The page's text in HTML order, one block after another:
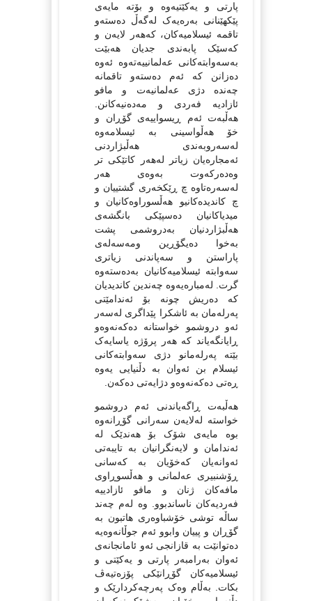
پارتی و یەکێتیەوە و بۆتە مایەی
پێکهێنانی بەرەیەک لەگەڵ دەستەو
تاقمە ئیسلامیەکان، کەهەر لایەن و
کەسێک پابەندی جدیان هەبێت
بەسەوابتەکانی عەلمانییەتەوە ئەوە
دەزانن کە ئەم دەستەو تاقمانە
چەندە دژی عەلمانیەت و مافو
ئازادیە فەردی و مەدەنیەکانن.
هەڵبەت ئەم ڕیسواییەی گۆڕان و
خۆ هەڵواسینی بە ئیسلامەوە
لەسەروبەندی هەڵبژاردنی
ئەمجارەیان زیاتر لەهەر کاتێکی تر
وەدەرکەوت بەوەی هەر
لەسەرەتاوە چ ڕێکخەری گشتییان و
چ کاندیدەکانیو هەڵسوراوەکانیان و
میدیاکانیان دەسپێکی بانگشەی
هەڵبژاردنیان بەدروشمی پشت
بەخوا دەیگۆڕین ومه‌سه‌له‌ی
پاراستن و سەپاندنی زیاتری
سەوابتە ئیسلامیەکانیان به‌دەسته‌وه‌
گرت. لەمبارەیەوە چەندین کاندیدیان
کە دەریش چونە بۆ ئەندامێتی
پەرلەمان بە ئاشکرا پێداگری لەسەر
ئەو دروشمو خواستانە دەکەنەوەو
ڕایانگەیاند کە هەر پرۆژە یاسایەک
بێتە پەرلەمانو دژی سەوابتەکانی
ئیسلام بن ئەوان بە دڵنیایی یەوە
ڕەتی دەکەنەوەو دژایەتی دەکەن.
هەڵبەت ڕاگەیاندنی ئەم دروشمو
خواستە لەلایەن سەرانی گۆڕانەوە
بوە مایەی شۆک بۆ هەندێک لە
ئەندامان و لایەنگرانیان بە تایبەتی
ئەوانەیان کەخۆیان بە کەسانی
ڕۆشنبیری عەلمانی و هەڵسوڕاوی
مافەکان ژنان و مافو ئازادییە
فەردیەکان ناساندبوو. وە لەم چەند
ساڵە توشی خۆشباوەری هاتبون بە
گۆڕان و پییان وابوو ئەم جوڵانەوەیە
دەتوانێت بە قازانجی ئەو ئامانجانەی
ئەوان بەرامبەر پارتی و یەکێتی و
ئیسلامیەکان گۆڕانێکی پۆزەتیەڤ
بکات. بەڵام وەک پەرچەکردارێک و